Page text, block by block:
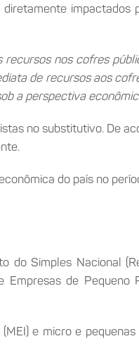
nos cofres
de recursos aos
a perspectiva
no substitutivo. De
do país no
Simples Nacional
de
e micro e